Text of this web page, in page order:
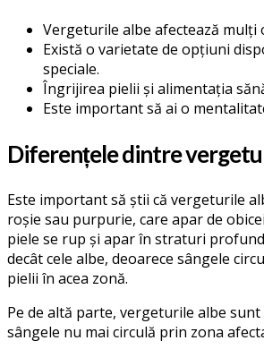
Vergeturile albe afectează mulți
Există o varietate de opțiuni
speciale.
Îngrijirea pielii și alimentația
Este important să ai o
Diferențele dintre
Este important să știi că vergeturile
roșie sau purpurie, care apar de
piele se rup și apar în straturi
decât cele albe, deoarece sângele
pielii în acea zonă.
Pe de altă parte, vergeturile albe
sângele nu mai circulă prin zona